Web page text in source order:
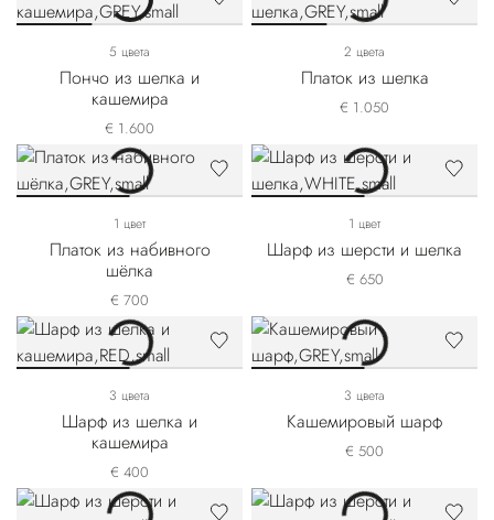
5 цвета
Пончо из шелка и
кашемира
€ 1.600
2 цвета
Платок из шелка
€ 1.050
1 цвет
Платок из набивного
шёлка
€ 700
1 цвет
Шарф из шерсти и шелка
€ 650
3 цвета
Шарф из шелка и
кашемира
€ 400
3 цвета
Кашемировый шарф
€ 500